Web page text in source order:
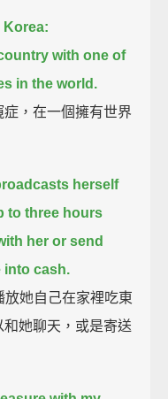
Korea:
with one of
in the world.
，在一個擁有世界
herself
to three hours
her or send
into cash.
放她自己在家裡吃東
她聊天，或是寄送